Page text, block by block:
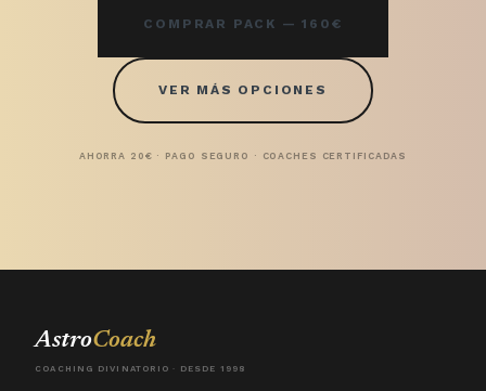
COMPRAR PACK — 160€
VER MÁS OPCIONES
AHORRA 20€ · PAGO SEGURO · COACHES CERTIFICADAS
AstroCoach
COACHING DIVINATORIO · DESDE 1998